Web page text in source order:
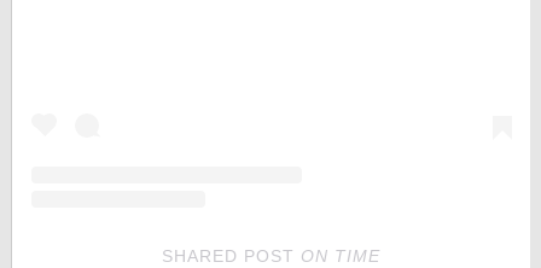
SHARED POST ON TIME